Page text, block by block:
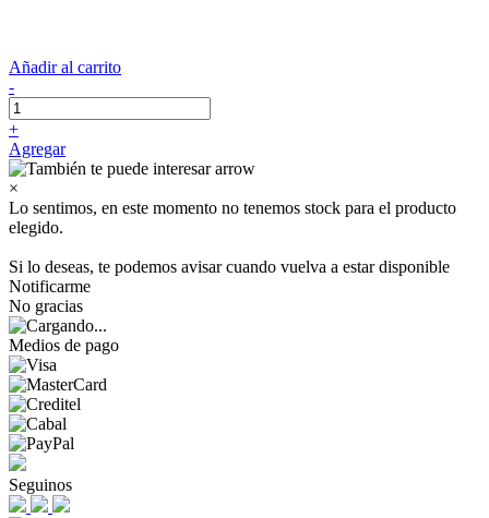
Añadir al carrito
-
+
Agregar
×
Lo sentimos, en este momento no tenemos stock para el producto
elegido.
Si lo deseas, te podemos avisar cuando vuelva a estar disponible
Notificarme
No gracias
Medios de pago
Seguinos